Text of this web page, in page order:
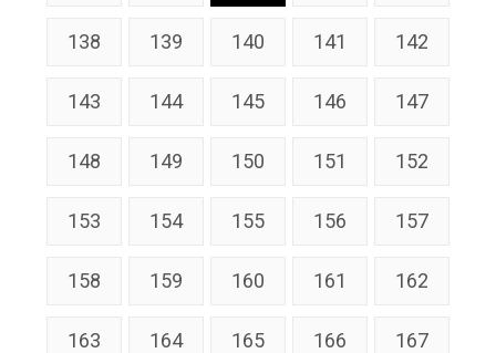
138 139 140 141 142
143 144 145 146 147
148 149 150 151 152
153 154 155 156 157
158 159 160 161 162
163 164 165 166 167